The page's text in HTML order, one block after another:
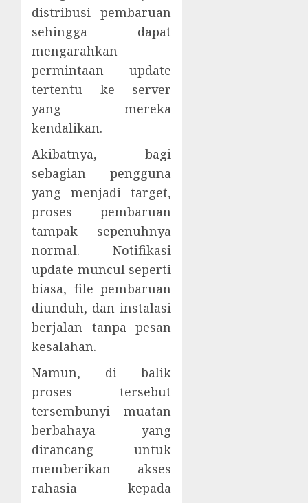
distribusi pembaruan
sehingga dapat
mengarahkan
permintaan update
tertentu ke server
yang mereka
kendalikan.
Akibatnya, bagi
sebagian pengguna
yang menjadi target,
proses pembaruan
tampak sepenuhnya
normal. Notifikasi
update muncul seperti
biasa, file pembaruan
diunduh, dan instalasi
berjalan tanpa pesan
kesalahan.
Namun, di balik
proses tersebut
tersembunyi muatan
berbahaya yang
dirancang untuk
memberikan akses
rahasia kepada